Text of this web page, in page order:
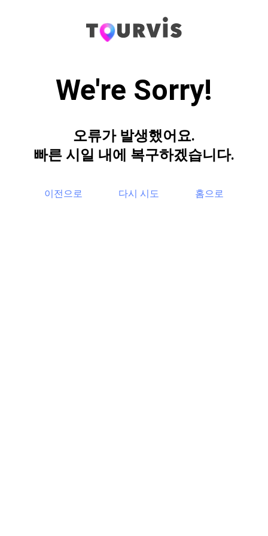
We're Sorry!
오류가 발생했어요.
빠른 시일 내에 복구하겠습니다.
이전으로 다시 시도 홈으로